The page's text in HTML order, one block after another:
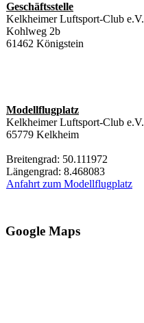
Geschäftsstelle
Kelkheimer Luftsport-Club e.V.
Kohlweg 2b
61462 Königstein
Modellflugplatz
Kelkheimer Luftsport-Club e.V.
65779 Kelkheim
Breitengrad: 50.111972
Längengrad: 8.468083
Anfahrt zum Modellflugplatz
Google Maps